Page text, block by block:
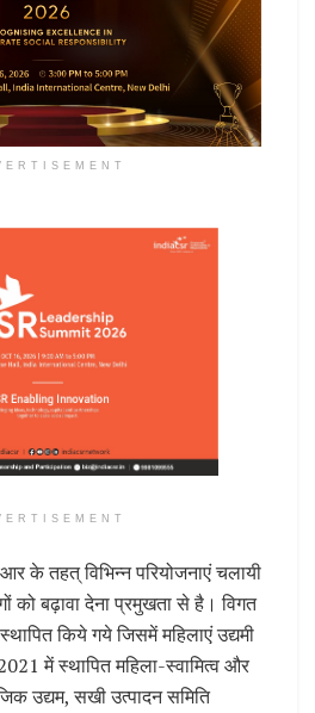
के तहत् विभिन्न परियोजनाएं चलायी
को बढ़ावा देना प्रमुखता से है। विगत
स्थापित किये गये जिसमें महिलाएं उद्यमी
में स्थापित महिला-स्वामित्व और
उद्यम, सखी उत्पादन समिति